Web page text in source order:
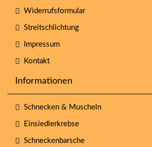
Widerrufsformular
Streitschlichtung
Impressum
Kontakt
Informationen
Schnecken & Muscheln
Einsiedlerkrebse
Schneckenbarsche